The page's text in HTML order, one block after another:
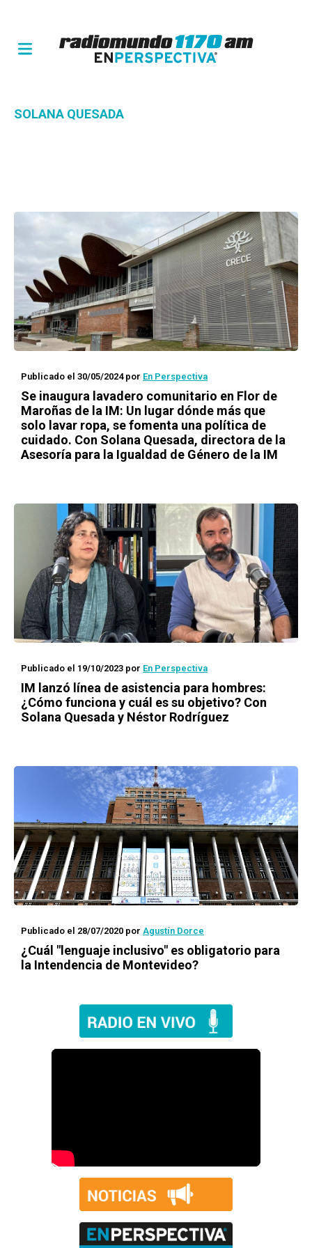
SOLANA QUESADA
Publicado el 30/05/2024por En Perspectiva
Se inaugura lavadero comunitario en Flor de
Maroñas de la IM: Un lugar dónde más que
solo lavar ropa, se fomenta una política de
cuidado. Con Solana Quesada, directora de la
Asesoría para la Igualdad de Género de la IM
Publicado el 19/10/2023 por En Perspectiva
IM lanzó línea de asistencia para hombres:
¿Cómo funciona y cuál es su objetivo? Con
Solana Quesada y Néstor Rodríguez
Publicado el 28/07/2020 por Agustín Dorce
¿Cuál "lenguaje inclusivo" es obligatorio para
la Intendencia de Montevideo?